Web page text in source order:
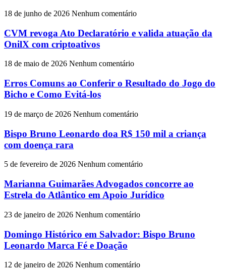
18 de junho de 2026 Nenhum comentário
CVM revoga Ato Declaratório e valida atuação da
OnilX com criptoativos
18 de maio de 2026 Nenhum comentário
Erros Comuns ao Conferir o Resultado do Jogo do
Bicho e Como Evitá-los
19 de março de 2026 Nenhum comentário
Bispo Bruno Leonardo doa R$ 150 mil a criança
com doença rara
5 de fevereiro de 2026 Nenhum comentário
Marianna Guimarães Advogados concorre ao
Estrela do Atlântico em Apoio Jurídico
23 de janeiro de 2026 Nenhum comentário
Domingo Histórico em Salvador: Bispo Bruno
Leonardo Marca Fé e Doação
12 de janeiro de 2026 Nenhum comentário